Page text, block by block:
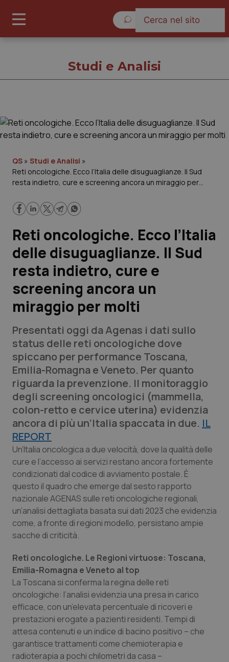
Governo e Parlamento
Regioni e Asl
Lavoro e Professioni
Scienza e Farmaci
Studi e Analisi
Lettere al direttore
Edizioni Regionali
QS Pro
Professionisti Sanitari.AI
Abruzzo
Basilicata
Calabria
Campania
Emilia-Romagna
Lazio
Liguria
Lombardia
Marche
QS Pro Gold
Artrite & artrosi
Asma & BPCO
Car-T
Colesterolo & coronaropatie
Diabete & glucometri
Disturbi dell’umore
Dolore
Donna & Salute
QS Club
Studi e Analisi
QS » Studi e Analisi »
Reti oncologiche. Ecco l’Italia delle disuguaglianze. Il Sud
resta indietro, cure e screening ancora un miraggio per
Reti oncologiche. Ecco l’Italia
delle disuguaglianze. Il Sud
resta indietro, cure e
screening ancora un
miraggio per molti
Presentati oggi da Agenas i dati sullo
status delle reti oncologiche dove
spiccano per performance Toscana,
Emilia-Romagna e Veneto. Per quanto
riguarda la prevenzione. Il monitoraggio
degli screening oncologici (mammella,
colon-retto e cervice uterina) evidenzia
ancora di più un’Italia spaccata in due. IL
REPORT
Un’Italia oncologica a due velocità, dove la qualità delle
cure e l’accesso ai servizi restano ancora fortemente
condizionati dal codice di avviamento postale. È
questo il quadro che emerge dal sesto rapporto
nazionale AGENAS sulle reti oncologiche regionali,
un’analisi dettagliata basata sui dati 2023 che evidenzia
come, a fronte di regioni modello, persistano ampie
sacche di criticità.
Reti oncologiche. Le Regioni virtuose: Toscana,
Emilia-Romagna e Veneto al top
La Toscana si conferma la regina delle reti
oncologiche: l’analisi evidenzia una presa in carico
efficace, con un’elevata percentuale di ricoveri e
prestazioni erogate a pazienti residenti. Tempi di
attesa contenuti e un indice di bacino positivo – che
garantisce trattamenti come chemioterapia e
radioterapia a pochi chilometri da casa –